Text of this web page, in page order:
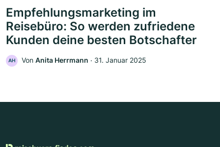
Empfehlungsmarketing im
Reisebüro: So werden zufriedene
Kunden deine besten Botschafter
AH Von Anita Herrmann ‧ 31. Januar 2025